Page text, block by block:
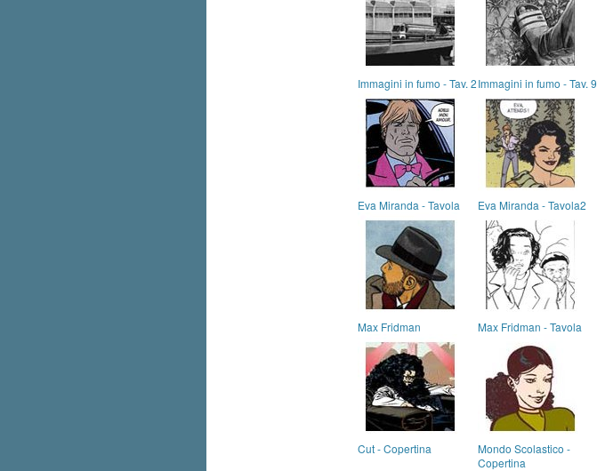
Immagini in fumo - Tav. 2Immagini in fumo - Tav. 9
Eva Miranda - Tavola Eva Miranda - Tavola2
Max Fridman Max Fridman - Tavola
Cut - Copertina
Mondo Scolastico -
Copertina